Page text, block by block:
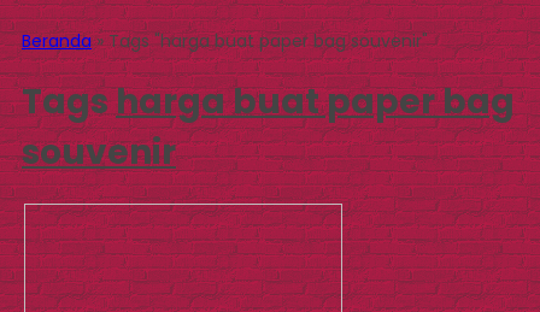
Beranda»Tags "harga buat paper bag souvenir"
Tagsharga buat paper bag
souvenir